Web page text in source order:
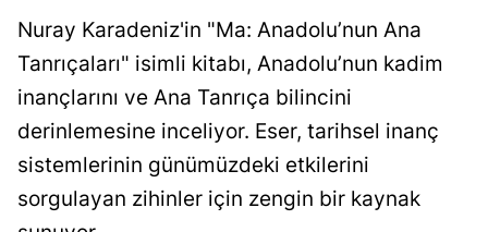
Nuray Karadeniz'in "Ma: Anadolu’nun Ana
Tanrıçaları" isimli kitabı, Anadolu’nun kadim
inançlarını ve Ana Tanrıça bilincini
derinlemesine inceliyor. Eser, tarihsel inanç
sistemlerinin günümüzdeki etkilerini
sorgulayan zihinler için zengin bir kaynak